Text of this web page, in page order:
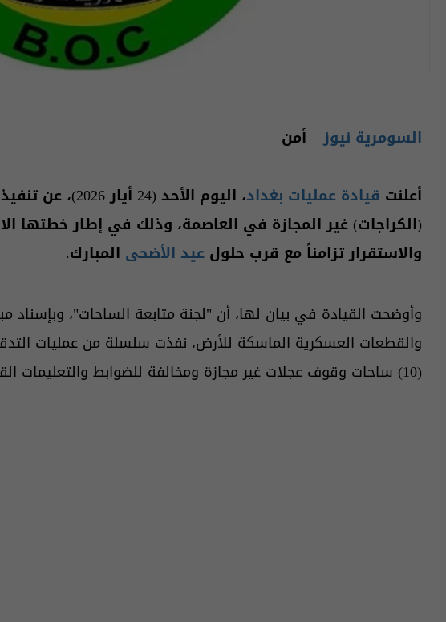
السومرية نيوز– أمن
أعلنت قيادة عمليات بغداد
، اليوم الأحد
(الكراجات) غير المجازة في العاصمة، وذلك في إطار خطتها
والاستقرار تزامناً مع قرب حلول عيد الأضحى المبارك.
وأوضحت القيادة في بيان لها، أن "لجنة متابعة الساحات"، وبإسناد
والقطعات العسكرية الماسكة للأرض، نفذت سلسلة من عمليات
(10) ساحات وقوف عجلات غير مجازة ومخالفة للضوابط والتعليمات القانونية المعمول بها.